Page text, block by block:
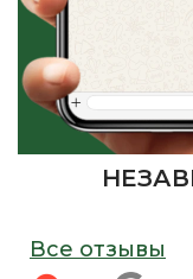
Все отзывы